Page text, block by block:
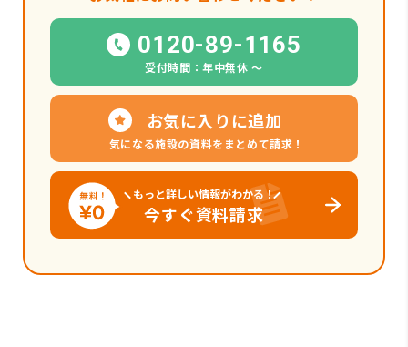
0120-89-1165
受付時間：年中無休 〜
お気に入りに追加
気になる施設の資料をまとめて請求！
もっと詳しい情報がわかる！
今すぐ資料請求